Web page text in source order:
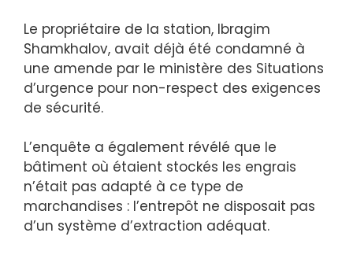
Le propriétaire de la station, Ibragim
Shamkhalov, avait déjà été condamné à
une amende par le ministère des Situations
d’urgence pour non-respect des exigences
de sécurité.
L’enquête a également révélé que le
bâtiment où étaient stockés les engrais
n’était pas adapté à ce type de
marchandises : l’entrepôt ne disposait pas
d’un système d’extraction adéquat.